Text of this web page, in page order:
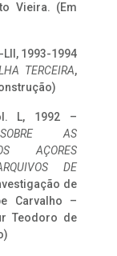
Vieira. (Em
LII, 1993-1994
TERCEIRA,
L, 1992 –
SOBRE AS
AÇORES
DE
de
Carvalho –
Teodoro de